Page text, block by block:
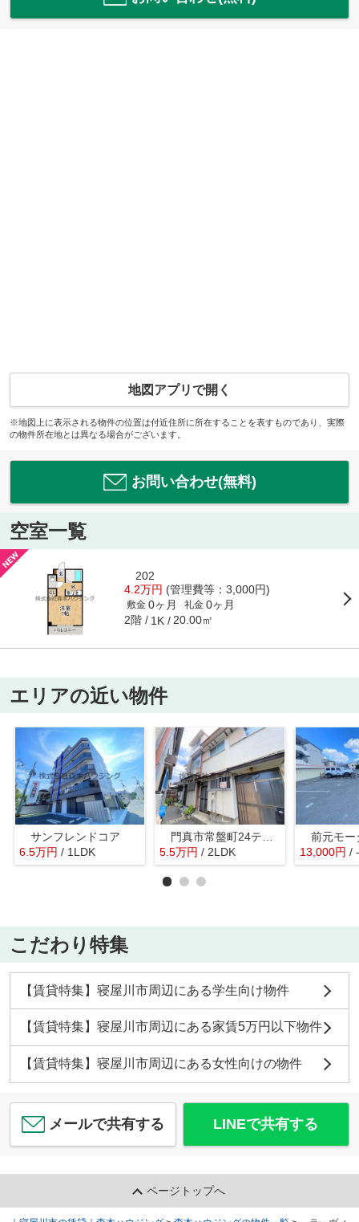
地図アプリで開く
※地図上に表示される物件の位置は付近住所に所在することを表すものであり、実際
の物件所在地とは異なる場合がございます。
お問い合わせ(無料)
空室一覧
202
4.2万円 (管理費等：3,000円)
敷金 0ヶ月 礼金 0ヶ月
2階 1K 20.00㎡
エリアの近い物件
サンフレンドコア
6.5万円 / 1LDK
5.5万円 / 2LDK
前元モー
13,000円 / -
こだわり特集
【賃貸特集】寝屋川市周辺にある学生向け物件
【賃貸特集】寝屋川市周辺にある家賃5万円以下物件
【賃貸特集】寝屋川市周辺にある女性向けの物件
メールで共有する LINEで共有する
ページトップへ